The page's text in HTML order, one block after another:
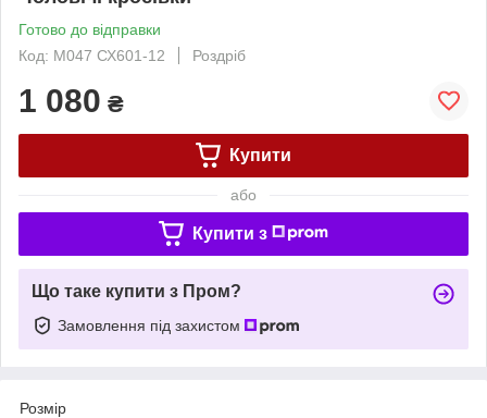
Готово до відправки
Код: М047 СХ601-12
Роздріб
1 080 ₴
Купити
або
Купити з
Що таке купити з Пром?
Замовлення під захистом
Розмір